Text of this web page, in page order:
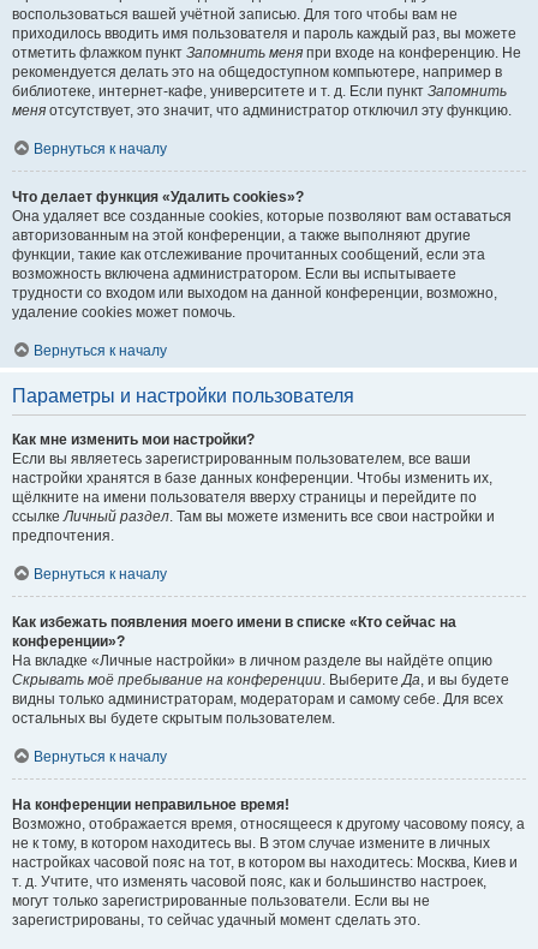
воспользоваться вашей учётной записью. Для того чтобы вам не
приходилось вводить имя пользователя и пароль каждый раз, вы можете
отметить флажком пункт Запомнить меня при входе на конференцию. Не
рекомендуется делать это на общедоступном компьютере, например в
библиотеке, интернет-кафе, университете и т. д. Если пункт Запомнить
меня отсутствует, это значит, что администратор отключил эту функцию.
Вернуться к началу
Что делает функция «Удалить cookies»?
Она удаляет все созданные cookies, которые позволяют вам оставаться
авторизованным на этой конференции, а также выполняют другие
функции, такие как отслеживание прочитанных сообщений, если эта
возможность включена администратором. Если вы испытываете
трудности со входом или выходом на данной конференции, возможно,
удаление cookies может помочь.
Вернуться к началу
Параметры и настройки пользователя
Как мне изменить мои настройки?
Если вы являетесь зарегистрированным пользователем, все ваши
настройки хранятся в базе данных конференции. Чтобы изменить их,
щёлкните на имени пользователя вверху страницы и перейдите по
ссылкеЛичный раздел. Там вы можете изменить все свои настройки и
предпочтения.
Вернуться к началу
Как избежать появления моего имени в списке «Кто сейчас на
конференции»?
На вкладке «Личные настройки» в личном разделе вы найдёте опцию
Скрывать моё пребывание на конференции. ВыберитеДа, и вы будете
видны только администраторам, модераторам и самому себе. Для всех
остальных вы будете скрытым пользователем.
Вернуться к началу
На конференции неправильное время!
Возможно, отображается время, относящееся к другому часовому поясу, а
не к тому, в котором находитесь вы. В этом случае измените в личных
настройках часовой пояс на тот, в котором вы находитесь: Москва, Киев и
т. д. Учтите, что изменять часовой пояс, как и большинство настроек,
могут только зарегистрированные пользователи. Если вы не
зарегистрированы, то сейчас удачный момент сделать это.